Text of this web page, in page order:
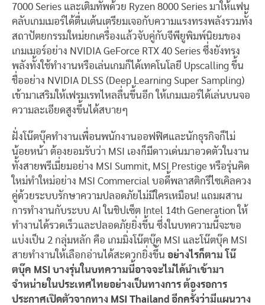
7000 Series และเติมทัพด้วย Ryzen 8000 Series มาให้แฟน
คลับเกมเมอร์ได้ตื่นเต้นเตรียมเจอกับความแรงทรงพลังรวมทั้ง
สถาปัตยกรรมใหม่ยกเครื่องแล้วจับคู่กับจีพียูพิมพ์นิยมของ
เกมเมอร์อย่าง NVIDIA GeForce RTX 40 Series ซึ่งยังทรง
พลังทั้งใช้ทำงานหรือเล่นเกมก็ได้เทคโนโลยี Upscalling ขึ้น
ชื่ออย่าง NVIDIA DLSS (Deep Learning Super Sampling)
เข้ามาเสริมให้เฟรมเรทไหลลื่นขึ้นอีก ให้เกมเมอร์ได้เล่นบนจอ
ความละเอียดสูงขึ้นได้สบายๆ
ฝั่งโน๊ตบุ๊คทำงานเพื่อนพนักงานออฟฟิศและนักธุรกิจก็ไม่
น้อยหน้า ต้องยอมรับว่า MSI เองก็มีดาวเด่นมาอวดตัวในงาน
ทั้งสายพรีเมี่ยมอย่าง MSI Summit, MSI Prestige หรือรุ่นคิด
ใหม่ทำใหม่อย่าง MSI Commercial บอดี้พลาสติกรีไซเคิลควง
คู่ด้วยระบบรักษาความปลอดภัยไม่มีใครเหมือน! แถมผสาน
การทำงานกับระบบ AI ในชิปเซ็ต Intel 14th Generation ให้
ทำงานได้รวดเร็วและปลอดภัยยิ่งขึ้น ซึ่งในบทความนี้จะขอ
แบ่งเป็น 2 กลุ่มหลัก คือ เกมมิ่งโน๊ตบุ๊ค MSI และโน๊ตบุ๊ค MSI
สายทำงานให้เลือกอ่านได้สะดวกยิ่งขึ้น อย่างไรก็ตาม โน๊
ตบุ๊ค MSI บางรุ่นในบทความนี้อาจจะไม่ได้นำเข้ามา
จำหน่ายในประเทศไทยอย่างเป็นทางการ ต้องรอการ
ประกาศเปิดตัวจากทาง MSI Thailand อีกครั้งว่ามีแผนวาง